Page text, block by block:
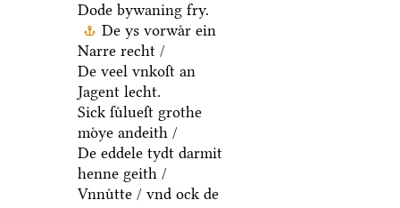
Dode bywaning fry.
De ys vorwaͤr ein
Narre recht /
De veel vnkoſt an
Jagent lecht.
Sick ſuͤlueſt grothe
moͤye andeith /
De eddele tydt darmit
henne geith /
Vnnuͤtte / vnd ock de